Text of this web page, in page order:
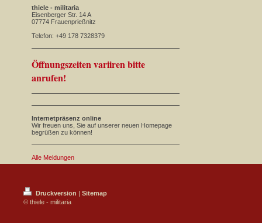
thiele - militaria
Eisenberger Str. 14 A
07774 Frauenprießnitz
Telefon: +49 178 7328379
Öffnungszeiten variiren bitte
anrufen!
Internetpräsenz online
Wir freuen uns, Sie auf unserer neuen Homepage
begrüßen zu können!
Alle Meldungen
Druckversion | Sitemap
© thiele - militaria